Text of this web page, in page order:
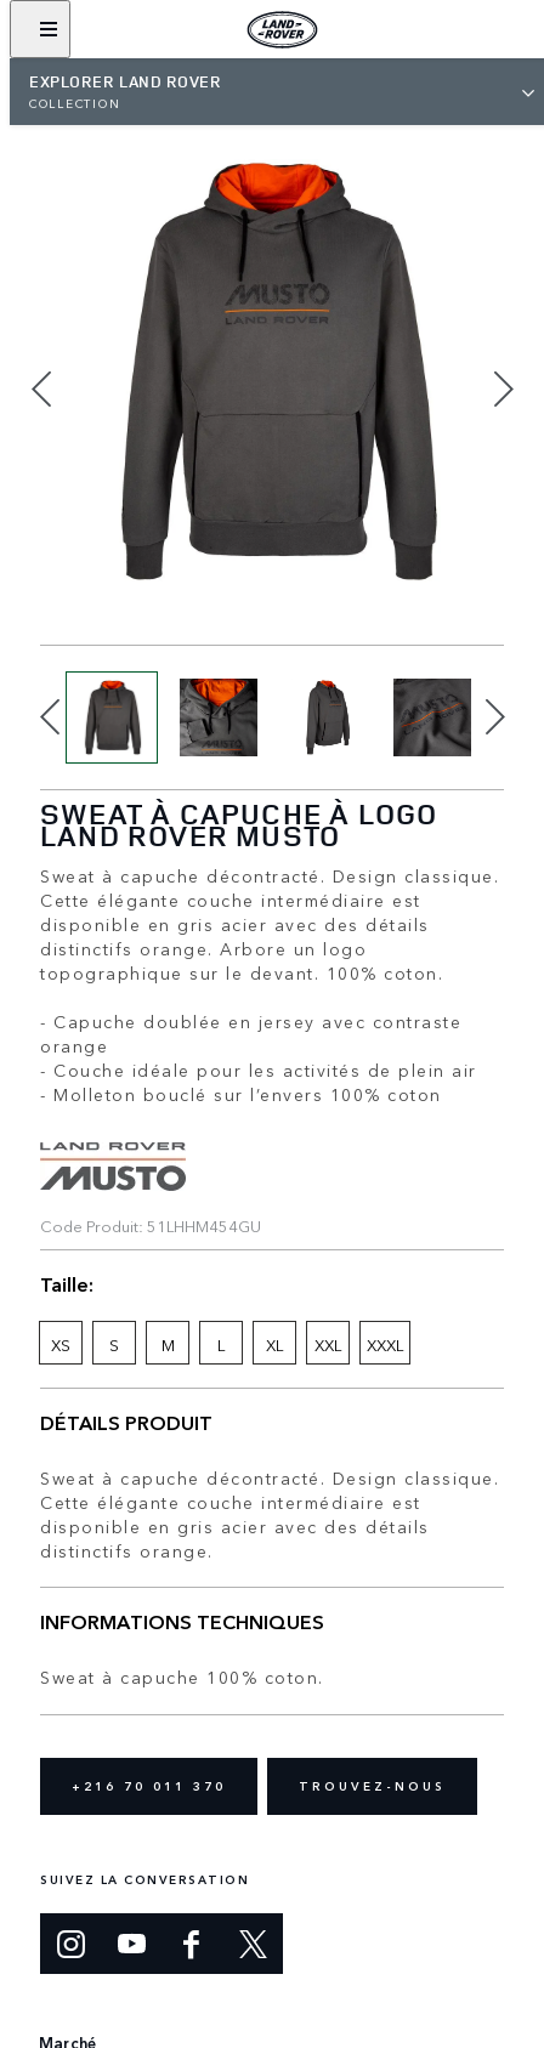
EXPLORER LAND ROVER
COLLECTION
SWEAT À CAPUCHE À LOGO
LAND ROVER MUSTO
Sweat à capuche décontracté. Design classique.
Cette élégante couche intermédiaire est
disponible en gris acier avec des détails
distinctifs orange. Arbore un logo
topographique sur le devant. 100% coton.
- Capuche doublée en jersey avec contraste
orange
- Couche idéale pour les activités de plein air
- Molleton bouclé sur l’envers 100% coton
Code Produit: 51LHHM454GU
Taille:
XS S M L XL XXL XXXL
DÉTAILS PRODUIT
Sweat à capuche décontracté. Design classique.
Cette élégante couche intermédiaire est
disponible en gris acier avec des détails
distinctifs orange.
INFORMATIONS TECHNIQUES
Sweat à capuche 100% coton.
+216 70 011 370 TROUVEZ-NOUS
SUIVEZ LA CONVERSATION
Marché